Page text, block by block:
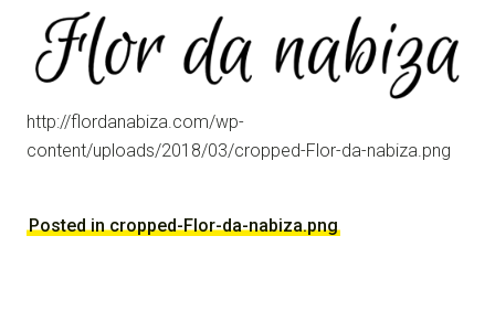
http://flordanabiza.com/wp-
content/uploads/2018/03/cropped-Flor-da-nabiza.png
Posted in cropped-Flor-da-nabiza.png